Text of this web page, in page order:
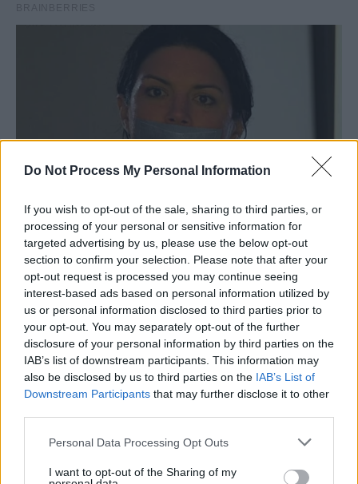
Do Not Process My Personal Information
If you wish to opt-out of the sale, sharing to third parties, or
processing of your personal or sensitive information for
targeted advertising by us, please use the below opt-out
section to confirm your selection. Please note that after your
opt-out request is processed you may continue seeing
interest-based ads based on personal information utilized by
us or personal information disclosed to third parties prior to
your opt-out. You may separately opt-out of the further
disclosure of your personal information by third parties on the
IAB’s list of downstream participants. This information may
also be disclosed by us to third parties on the IAB’s List of
Downstream Participants that may further disclose it to other
Personal Data Processing Opt Outs
I want to opt-out of the Sharing of my